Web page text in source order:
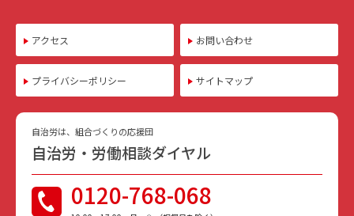
アクセス お問い合わせ
プライバシーポリシー サイトマップ
自治労は、組合づくりの応援団
自治労・労働相談ダイヤル
0120-768-068